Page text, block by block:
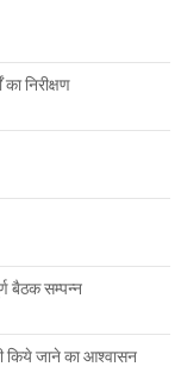
निरीक्षण
बैठक सम्पन्न
किये जाने का आश्वासन